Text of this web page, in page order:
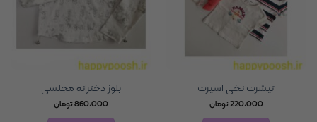
تیشرت نخی اسپرت
220,000تومان
بلوز دخترانه مجلسی
860,000تومان